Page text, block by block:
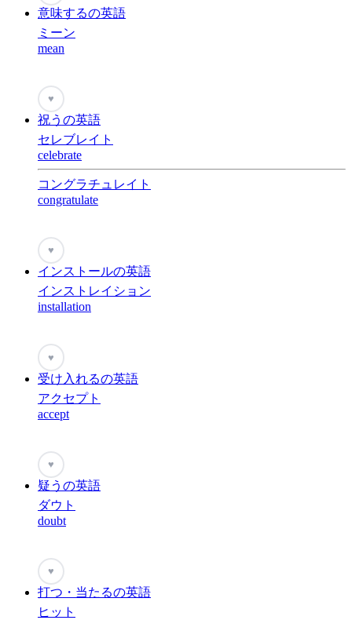
意味するの英語
ミーン
mean
♥
祝うの英語
セレブレイト
celebrate
コングラチュレイト
congratulate
♥
インストールの英語
インストレイション
installation
♥
受け入れるの英語
アクセプト
accept
♥
疑うの英語
ダウト
doubt
♥
打つ・当たるの英語
ヒット